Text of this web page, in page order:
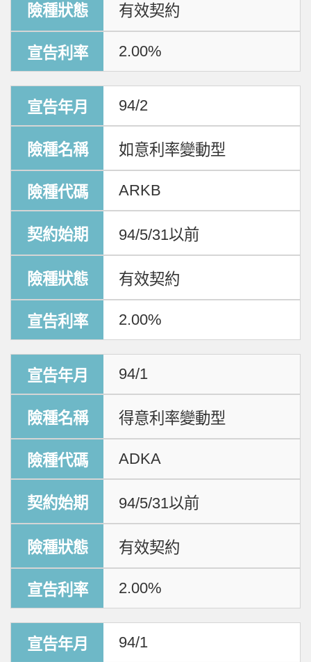
有效契約
2.00%
94/2
如意利率變動型
ARKB
94/5/31以前
有效契約
2.00%
94/1
得意利率變動型
ADKA
94/5/31以前
有效契約
2.00%
94/1